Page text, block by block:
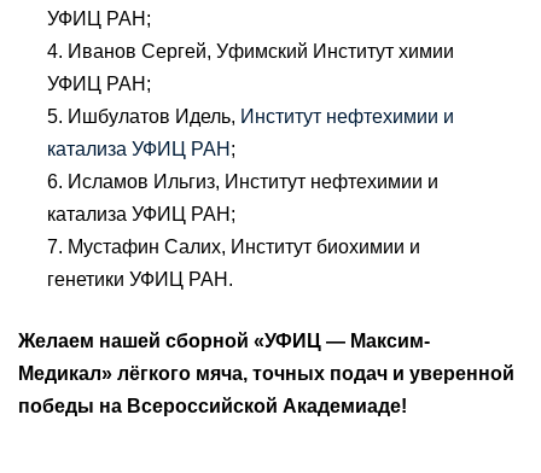
УФИЦ РАН;
4. Иванов Сергей, Уфимский Институт химии
УФИЦ РАН;
5. Ишбулатов Идель, Институт нефтехимии и
катализа УФИЦ РАН ;
6. Исламов Ильгиз, Институт нефтехимии и
катализа УФИЦ РАН;
7. Мустафин Салих, Институт биохимии и
генетики УФИЦ РАН.
Желаем нашей сборной «УФИЦ — Максим-
Медикал» лёгкого мяча, точных подач и уверенной
победы на Всероссийской Академиаде!